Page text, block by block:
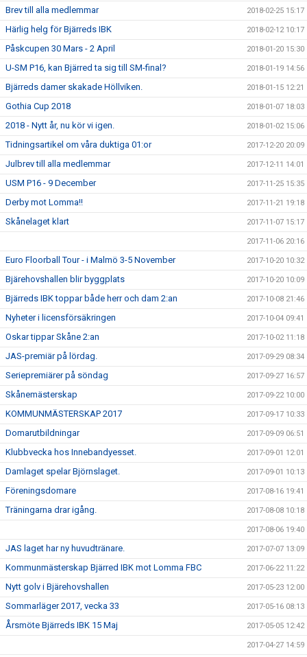
Brev till alla medlemmar 2018-02-25 15:17
Härlig helg för Bjärreds IBK 2018-02-12 10:17
Påskcupen 30 Mars - 2 April 2018-01-20 15:30
U-SM P16, kan Bjärred ta sig till SM-final? 2018-01-19 14:56
Bjärreds damer skakade Höllviken. 2018-01-15 12:21
Gothia Cup 2018 2018-01-07 18:03
2018 - Nytt år, nu kör vi igen. 2018-01-02 15:06
Tidningsartikel om våra duktiga 01:or 2017-12-20 20:09
Julbrev till alla medlemmar 2017-12-11 14:01
USM P16 - 9 December 2017-11-25 15:35
Derby mot Lomma!! 2017-11-21 19:18
Skånelaget klart 2017-11-07 15:17
2017-11-06 20:16
Euro Floorball Tour - i Malmö 3-5 November 2017-10-20 10:32
Bjärehovshallen blir byggplats 2017-10-20 10:09
Bjärreds IBK toppar både herr och dam 2:an 2017-10-08 21:46
Nyheter i licensförsäkringen 2017-10-04 09:41
Oskar tippar Skåne 2:an 2017-10-02 11:18
JAS-premiär på lördag. 2017-09-29 08:34
Seriepremiärer på söndag 2017-09-27 16:57
Skånemästerskap 2017-09-22 10:00
KOMMUNMÄSTERSKAP 2017 2017-09-17 10:33
Domarutbildningar 2017-09-09 06:51
Klubbvecka hos Innebandyesset. 2017-09-01 12:01
Damlaget spelar Björnslaget. 2017-09-01 10:13
Föreningsdomare 2017-08-16 19:41
Träningarna drar igång. 2017-08-08 10:18
2017-08-06 19:40
JAS laget har ny huvudtränare. 2017-07-07 13:09
Kommunmästerskap Bjärred IBK mot Lomma FBC 2017-06-22 11:22
Nytt golv i Bjärehovshallen 2017-05-23 12:00
Sommarläger 2017, vecka 33 2017-05-16 08:13
Årsmöte Bjärreds IBK 15 Maj 2017-05-05 12:42
2017-04-27 14:59